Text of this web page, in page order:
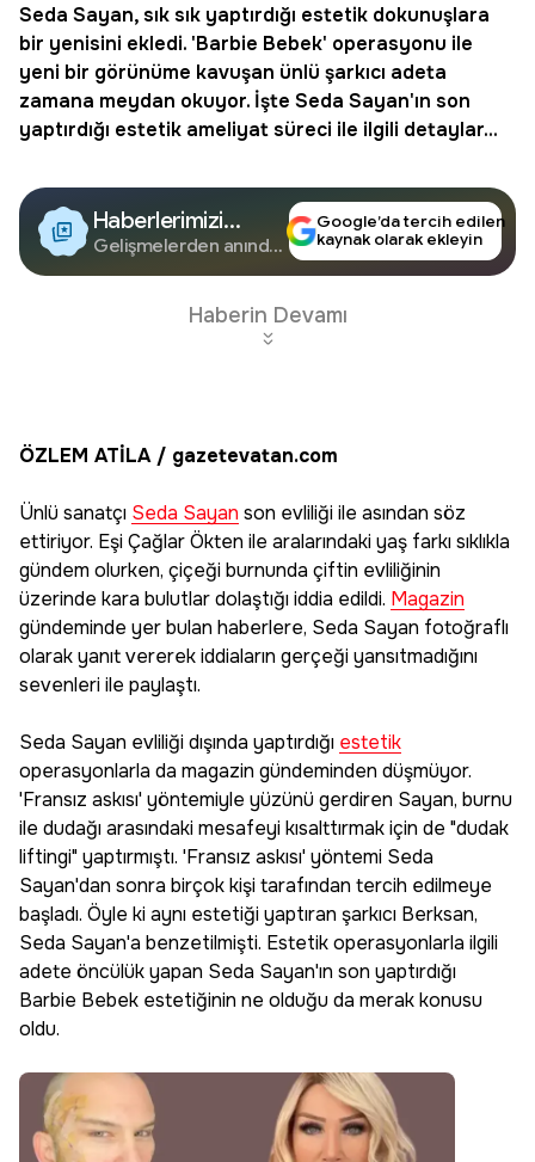
Seda Sayan, sık sık yaptırdığı estetik dokunuşlara
bir yenisini ekledi. 'Barbie Bebek' operasyonu ile
yeni bir görünüme kavuşan ünlü şarkıcı adeta
zamana meydan okuyor. İşte Seda Sayan'ın son
yaptırdığı estetik ameliyat süreci ile ilgili detaylar...
Haberlerimizi
Google'da Takip
Edin
Gelişmelerden anında
Google’da tercih edilen
kaynak olarak ekleyin
Haberin Devamı
ÖZLEM ATİLA / gazetevatan.com
Ünlü sanatçı Seda Sayan son evliliği ile asından söz
ettiriyor. Eşi Çağlar Ökten ile aralarındaki yaş farkı sıklıkla
gündem olurken, çiçeği burnunda çiftin evliliğinin
üzerinde kara bulutlar dolaştığı iddia edildi. Magazin
gündeminde yer bulan haberlere, Seda Sayan fotoğraflı
olarak yanıt vererek iddiaların gerçeği yansıtmadığını
sevenleri ile paylaştı.
Seda Sayan evliliği dışında yaptırdığı estetik
operasyonlarla da magazin gündeminden düşmüyor.
'Fransız askısı' yöntemiyle yüzünü gerdiren Sayan, burnu
ile dudağı arasındaki mesafeyi kısalttırmak için de "dudak
liftingi" yaptırmıştı. 'Fransız askısı' yöntemi Seda
Sayan'dan sonra birçok kişi tarafından tercih edilmeye
başladı. Öyle ki aynı estetiği yaptıran şarkıcı Berksan,
Seda Sayan'a benzetilmişti. Estetik operasyonlarla ilgili
adete öncülük yapan Seda Sayan'ın son yaptırdığı
Barbie Bebek estetiğinin ne olduğu da merak konusu
oldu.